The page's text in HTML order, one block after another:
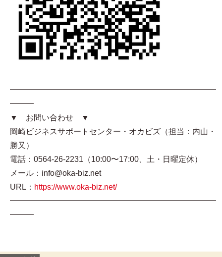
━━━━━━━━━━━━━━━━━━━━━━━━━━
━━━
▼ お問い合わせ ▼
岡崎ビジネスサポートセンター・オカビズ（担当：内山・
勝又）
電話：0564-26-2231（10:00〜17:00、土・日曜定休）
メール：info@oka-biz.net
URL： https://www.oka-biz.net/
━━━━━━━━━━━━━━━━━━━━━━━━━━
━━━